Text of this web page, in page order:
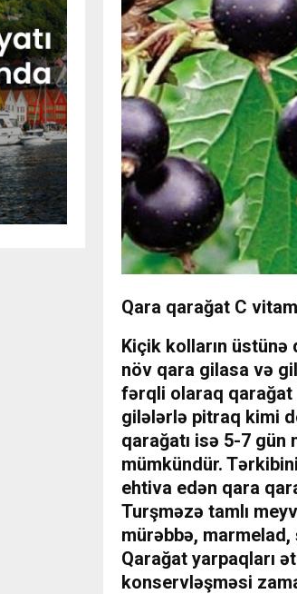
Qara qarağat C
Kiçik kolların
növ qara gilasa və
fərqli olaraq qarağat
gilələrlə pitraq kimi
qarağatı isə 5-7
mümkündür.
ehtiva edən qara
Turşməzə tamlı
mürəbbə, marmelad,
Qarağat yarpaqları
konservləşməsi